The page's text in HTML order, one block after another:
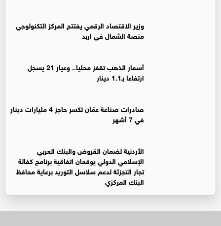
وزير الاقتصاد الرقمي يفتتح المركز التكنولوجي
منصة الشمال في اربد
أسعار الذهب تقفز محليا.. وعيار 21 يسجل
ارتفاعا بـ1.1 دينار
صادرات صناعة عمّان تكسر حاجز 4 مليارات دينار
في 7 أشهر
الأردنية لضمان القروض والبنك العربي
الإسلامي الدولي يوقعان اتفاقية برنامج كفالة
تجار التجزئة لدعم سلاسل التوريد برعاية محافظ
البنك المركزي